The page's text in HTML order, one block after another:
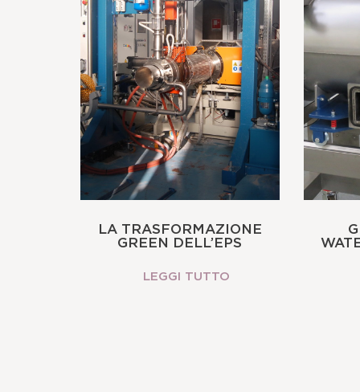
LA TRASFORMAZIONE
GREEN DELL’EPS
LEGGI TUTTO